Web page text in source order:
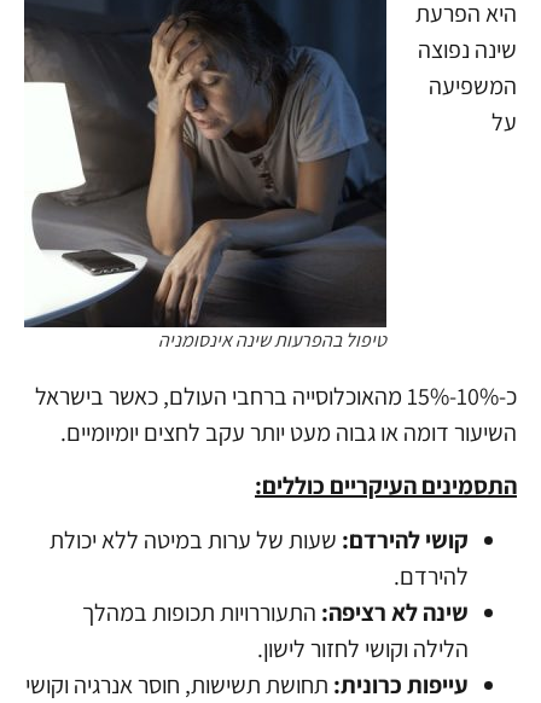
טיפול בהפרעות שינה אינסומניה
היא הפרעת
שינה נפוצה
המשפיעה
על
כ-10%-15% מהאוכלוסייה ברחבי העולם, כאשר בישראל
השיעור דומה או גבוה מעט יותר עקב לחצים יומיומיים.
התסמינים העיקריים כוללים:
קושי להירדם: שעות של ערות במיטה ללא יכולת
להירדם.
שינה לא רציפה: התעוררויות תכופות במהלך
הלילה וקושי לחזור לישון.
עייפות כרונית: תחושת תשישות, חוסר אנרגיה וקושי